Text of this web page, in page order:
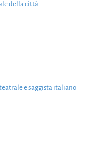
della città
e saggista italiano